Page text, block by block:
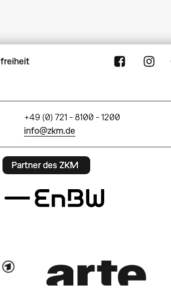
+49 (0) 721 - 8100 - 1200
info@zkm.de
Partner des ZKM